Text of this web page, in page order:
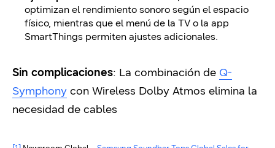
optimizan el rendimiento sonoro según el espacio
físico, mientras que el menú de la TV o la app
SmartThings permiten ajustes adicionales.
Sin complicaciones: La combinación de Q-
Symphony con Wireless Dolby Atmos elimina la
necesidad de cables